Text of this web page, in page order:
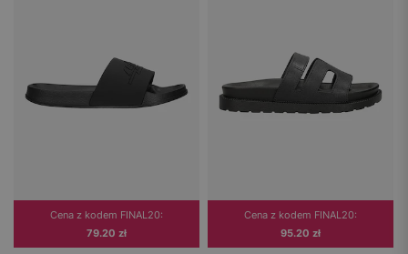
Cena z kodem FINAL20:
79.20 zł
Cena z kodem FINAL20:
95.20 zł